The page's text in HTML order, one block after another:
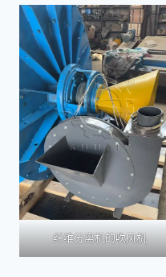
纤维分离机的吹风机